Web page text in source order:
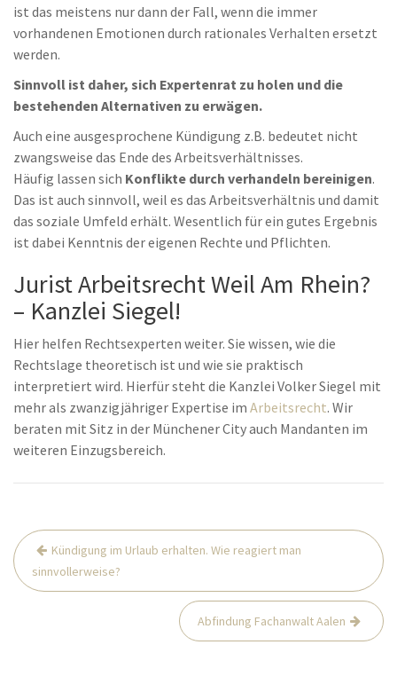
ist das meistens nur dann der Fall, wenn die immer
vorhandenen Emotionen durch rationales Verhalten ersetzt
werden.
Sinnvoll ist daher, sich Expertenrat zu holen und die
bestehenden Alternativen zu erwägen.
Auch eine ausgesprochene Kündigung z.B. bedeutet nicht
zwangsweise das Ende des Arbeitsverhältnisses.
Häufig lassen sich Konflikte durch verhandeln bereinigen.
Das ist auch sinnvoll, weil es das Arbeitsverhältnis und damit
das soziale Umfeld erhält. Wesentlich für ein gutes Ergebnis
ist dabei Kenntnis der eigenen Rechte und Pflichten.
Jurist Arbeitsrecht Weil Am Rhein?
– Kanzlei Siegel!
Hier helfen Rechtsexperten weiter. Sie wissen, wie die
Rechtslage theoretisch ist und wie sie praktisch
interpretiert wird. Hierfür steht die Kanzlei Volker Siegel mit
mehr als zwanzigjähriger Expertise im Arbeitsrecht. Wir
beraten mit Sitz in der Münchener City auch Mandanten im
weiteren Einzugsbereich.
Beitrags-
Navigation
Kündigung im Urlaub erhalten. Wie reagiert man
sinnvollerweise?
Abfindung Fachanwalt Aalen